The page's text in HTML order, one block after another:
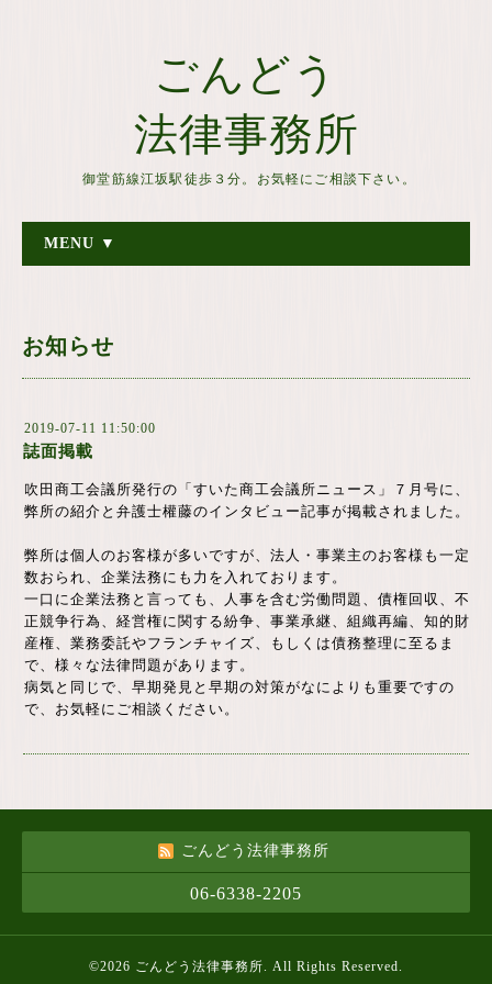
ごんどう
法律事務所
御堂筋線江坂駅徒歩３分。お気軽にご相談下さい。
MENU ▼
お知らせ
2019-07-11 11:50:00
誌面掲載
吹田商工会議所発行の「すいた商工会議所ニュース」７月号に、
弊所の紹介と弁護士權藤のインタビュー記事が掲載されました。
弊所は個人のお客様が多いですが、法人・事業主のお客様も一定
数おられ、企業法務にも力を入れております。
一口に企業法務と言っても、人事を含む労働問題、債権回収、不
正競争行為、経営権に関する紛争、事業承継、組織再編、知的財
産権、業務委託やフランチャイズ、もしくは債務整理に至るま
で、様々な法律問題があります。
病気と同じで、早期発見と早期の対策がなによりも重要ですの
で、お気軽にご相談ください。
ごんどう法律事務所
06-6338-2205
©2026 ごんどう法律事務所. All Rights Reserved.